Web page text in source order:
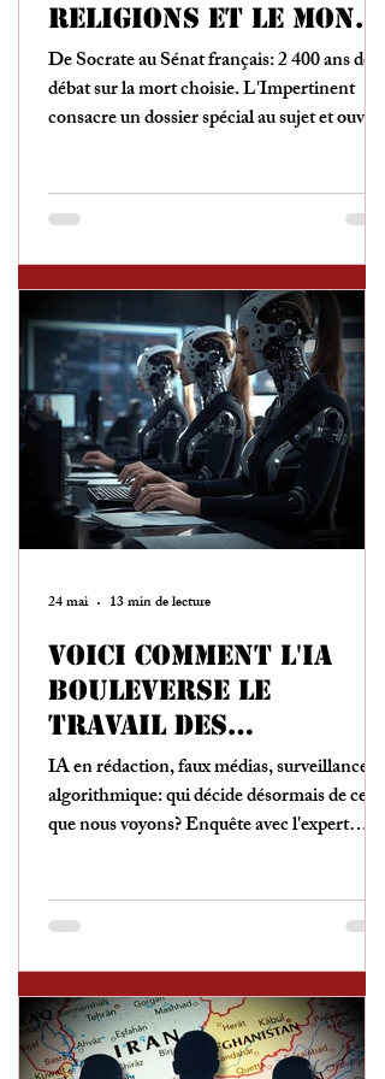
religions et le monde
ont déjà décidé
De Socrate au Sénat français: 2 400 ans de
débat sur la mort choisie. L'Impertinent
consacre un dossier spécial au sujet et ouvre
Voici comment l'IA
bouleverse le
travail des
journalistes
IA en rédaction, faux médias, surveillance
algorithmique: qui décide désormais de ce
que nous voyons? Enquête avec l'expert
24 mai 13 min de lecture